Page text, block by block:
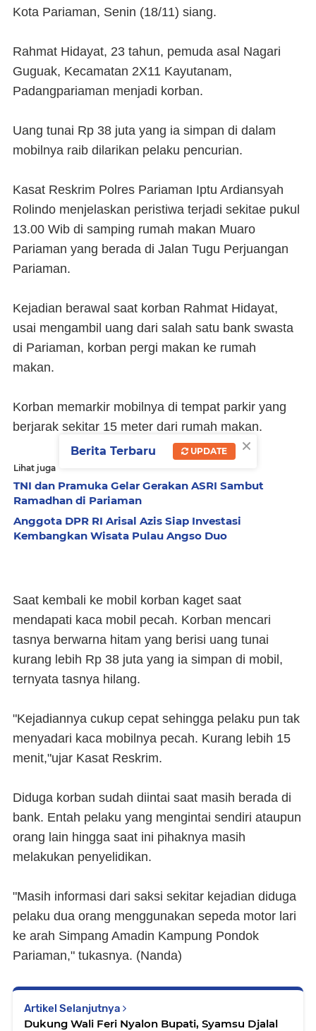
Kota Pariaman, Senin (18/11) siang.
Rahmat Hidayat, 23 tahun, pemuda asal Nagari
Guguak, Kecamatan 2X11 Kayutanam,
Padangpariaman menjadi korban.
Uang tunai Rp 38 juta yang ia simpan di dalam
mobilnya raib dilarikan pelaku pencurian.
Kasat Reskrim Polres Pariaman Iptu Ardiansyah
Rolindo menjelaskan peristiwa terjadi sekitae pukul
13.00 Wib di samping rumah makan Muaro
Pariaman yang berada di Jalan Tugu Perjuangan
Pariaman.
Kejadian berawal saat korban Rahmat Hidayat,
usai mengambil uang dari salah satu bank swasta
di Pariaman, korban pergi makan ke rumah
makan.
Korban memarkir mobilnya di tempat parkir yang
berjarak sekitar 15 meter dari rumah makan.
Lihat juga
TNI dan Pramuka Gelar Gerakan ASRI Sambut
Ramadhan di Pariaman
Anggota DPR RI Arisal Azis Siap Investasi
Kembangkan Wisata Pulau Angso Duo
Saat kembali ke mobil korban kaget saat
mendapati kaca mobil pecah. Korban mencari
tasnya berwarna hitam yang berisi uang tunai
kurang lebih Rp 38 juta yang ia simpan di mobil,
ternyata tasnya hilang.
"Kejadiannya cukup cepat sehingga pelaku pun tak
menyadari kaca mobilnya pecah. Kurang lebih 15
menit,"ujar Kasat Reskrim.
Diduga korban sudah diintai saat masih berada di
bank. Entah pelaku yang mengintai sendiri ataupun
orang lain hingga saat ini pihaknya masih
melakukan penyelidikan.
"Masih informasi dari saksi sekitar kejadian diduga
pelaku dua orang menggunakan sepeda motor lari
ke arah Simpang Amadin Kampung Pondok
Pariaman," tukasnya. (Nanda)
Artikel Selanjutnya
Dukung Wali Feri Nyalon Bupati, Syamsu Djalal
×
Berita Terbaru UPDATE